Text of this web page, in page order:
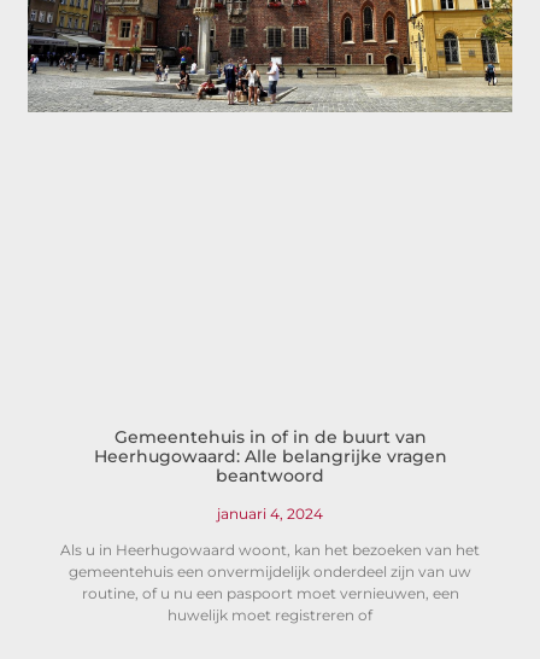
Gemeentehuis in of in de buurt van
Heerhugowaard: Alle belangrijke vragen
beantwoord
januari 4, 2024
Als u in Heerhugowaard woont, kan het bezoeken van het
gemeentehuis een onvermijdelijk onderdeel zijn van uw
routine, of u nu een paspoort moet vernieuwen, een
huwelijk moet registreren of